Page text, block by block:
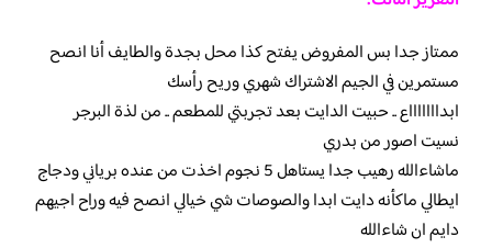
ممتاز جدا بس المفروض يفتح كذا محل بجدة والطايف أنا انصح
مستمرين في الجيم الاشتراك شهري وريح رأسك
ابداااااااع .. حبيت الدايت بعد تجربتي للمطعم .. من لذة البرجر
نسيت اصور من بدري
ماشاءالله رهيب جدا يستاهل 5 نجوم اخذت من عنده برياني ودجاج
ايطالي ماكأنه دايت ابدا والصوصات شي خيالي انصح فيه وراح اجيهم
دايم ان شاءالله